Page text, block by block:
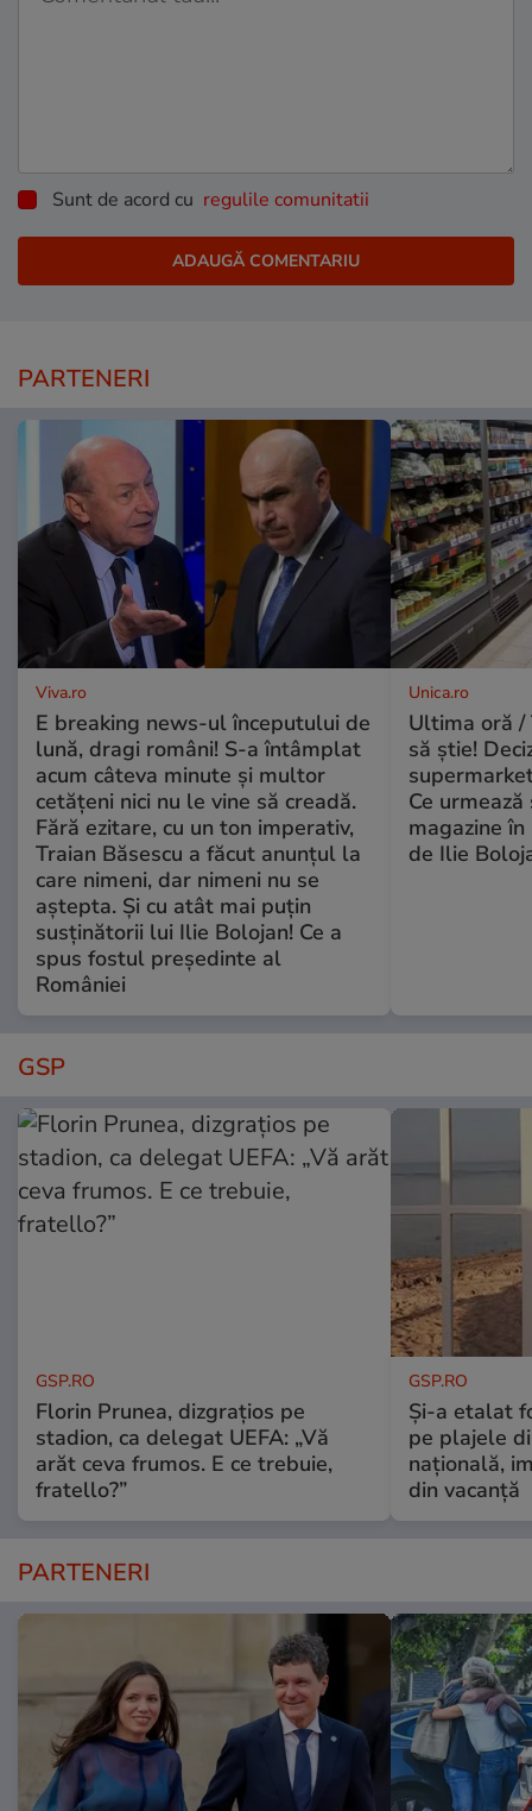
Sunt de acord cu regulile comunitatii
PARTENERI
Viva.ro
E breaking news-ul începutului de
lună, dragi români! S-a întâmplat
acum câteva minute și multor
cetățeni nici nu le vine să creadă.
Fără ezitare, cu un ton imperativ,
Traian Băsescu a făcut anunțul la
care nimeni, dar nimeni nu se
aștepta. Și cu atât mai puțin
susținătorii lui Ilie Bolojan! Ce a
spus fostul președinte al
României
Unica.ro
Ultima oră /
să știe!
Ce
magazine
de Ilie
GSP
GSP.RO
Florin Prunea, dizgrațios pe
stadion, ca delegat UEFA: „Vă
arăt ceva frumos. E ce trebuie,
fratello?”
GSP.RO
Și-a etalat
pe plajele
națională,
din vacanță
PARTENERI